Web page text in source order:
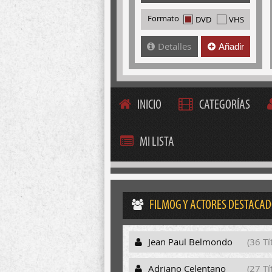
Formato DVD VHS
Detalles Añadir
INICIO CATEGORÍAS
MI LISTA
FILMOG Y ACTORES
Jean Paul Belmondo (36
Adriano Celentano (27